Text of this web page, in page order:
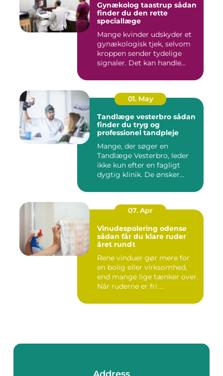
Gynækolog taastrup sådan
finder du den rette
speciallæge
Mange kvinder udskyder et
gynækologisk tjek, selvom
kroppen sender tydelige
signaler. Det kan handle...
01. May
Tandlæge vesterbro sådan
finder du tryg og
professionel tandpleje
Mange, der søger en
Tandlæge Vesterbro, leder
ikke kun efter en fagligt
dygtig klinik. De ønsker
07. Apr
Vinudespolering odense
sådan får du klare ruder
året rundt
Rene vinduer gør mere for
en bolig eller virksomhed,
end mange lige tænker over.
Når ruderne er fri ...